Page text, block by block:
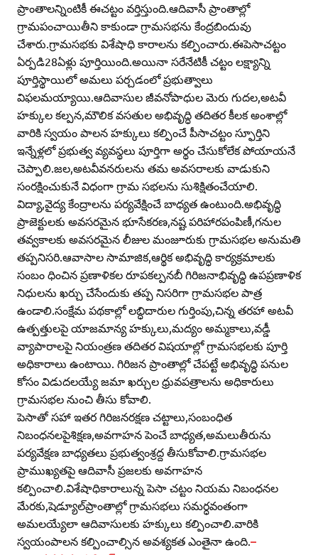
ప్రాంతాలన్నింటికీ ఈచట్టం వర్తిస్తుంది.ఆదివాసీ ప్రాంతాల్లో
గ్రామపంచాయితీని కాకుండా గ్రామసభను కేంద్రబిందువు
చేశారు.గ్రామసభకు విశేషాధి కారాలను కల్పించారు.ఈపెసాచట్టం
ఏర్పడి28ఏళ్లు పూర్తియింది.అయినా సరేనేటికీ చట్టం లక్ష్యాన్ని
పూర్తిస్థాయిలో అమలు పర్చడంలో ప్రభుత్వాలు
విఫలమయ్యాయి.ఆదివాసుల జీవనోపాధుల మెరు గుదల,అటవీ
హక్కుల కల్పన,మౌలిక వసతుల అభివృద్ధి తదితర కీలక అంశాల్లో
వారికి స్వయం పాలన హక్కులు కల్పించే పీసాచట్టం స్ఫూర్తిని
ఇన్నేళ్లలో ప్రభుత్వ వ్యవస్థలు పూర్తిగా అర్థం చేసుకోలేక పోయాయనే
చెప్పాలి.జల,అటవీవనరులను తమ అవసరాలకు వాడుకుని
సంరక్షించుకునే విధంగా గ్రామ సభలను సుశిక్షితంచేయాలి.
విద్యా,వైద్య కేంద్రాలను పర్యవేక్షించే బాధ్యత ఉంటుంది.అభివృద్ధి
ప్రాజెక్టులకు అవసరమైన భూసేకరణ,నష్ట పరిహారపంపిణీ,గనుల
తవ్వకాలకు అవసరమైన లీజుల మంజూరుకు గ్రామసభల అనుమతి
తప్పనిసరి.ఆవాసాల సామాజిక,ఆర్థిక అభివృద్ధి కార్యక్రమాలకు
సంబం ధించిన ప్రణాళికల రూపకల్పనబీ గిరిజనాభివృద్ధి ఉపప్రణాళిక
నిధులను ఖర్చు చేసేందుకు తప్ప నిసరిగా గ్రామసభల పాత్ర
ఉండాలి.సంక్షేమ పథకాల్లో లబ్ధిదారుల గుర్తింపు,చిన్న తరహా అటవీ
ఉత్పత్తులపై యాజమాన్య హక్కులు,మద్యం అమ్మకాలు,వడ్డీ
వ్యాపారాలపై నియంత్రణ తదితర విషయాల్లో గ్రామసభలకు పూర్తి
అధికారాలు ఉంటాయి. గిరిజన ప్రాంతాల్లో చేపట్టే అభివృద్ధి పనుల
కోసం విడుదలయ్యే జమా ఖర్చుల ధ్రువపత్రాలను అధికారులు
గ్రామసభల నుంచి తీసు కోవాలి.
పెసాతో సహా ఇతర గిరిజనరక్షణ చట్టాలు,సంబంధిత
నిబంధనలపైశిక్షణ,అవగాహన పెంచే బాధ్యత,అమలుతీరును
పర్యవేక్షణ బాధ్యతలు ప్రభుత్వంశ్రద్ద తీసుకోవాలి.గ్రామసభల
ప్రాముఖ్యతపై ఆదివాసీ ప్రజలకు అవగాహన
కల్పించాలి.విశేషాధికారాలున్న పెసా చట్టం నియమ నిబంధనల
మేరకు,షెడ్యూల్‌ప్రాంతాల్లో గ్రామసభలు సమర్ధవంతంగా
అమలయ్యేలా ఆదివాసులకు హక్కులు కల్పించాలి.వారికి
స్వయంపాలన కల్పించాల్సిన అవశ్యకత ఎంతైనా ఉంది.–